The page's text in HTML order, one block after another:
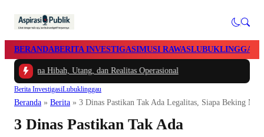
BERANDABERITA INVESTIGASIMUSI RAWASLUBUKLINGGAU
Hibah, Utang, dan Realitas Operasional
Berita InvestigasiLubuklinggau
Beranda » Berita » 3 Dinas Pastikan Tak Ada Legalitas, Siapa Beking
3 Dinas Pastikan Tak Ada